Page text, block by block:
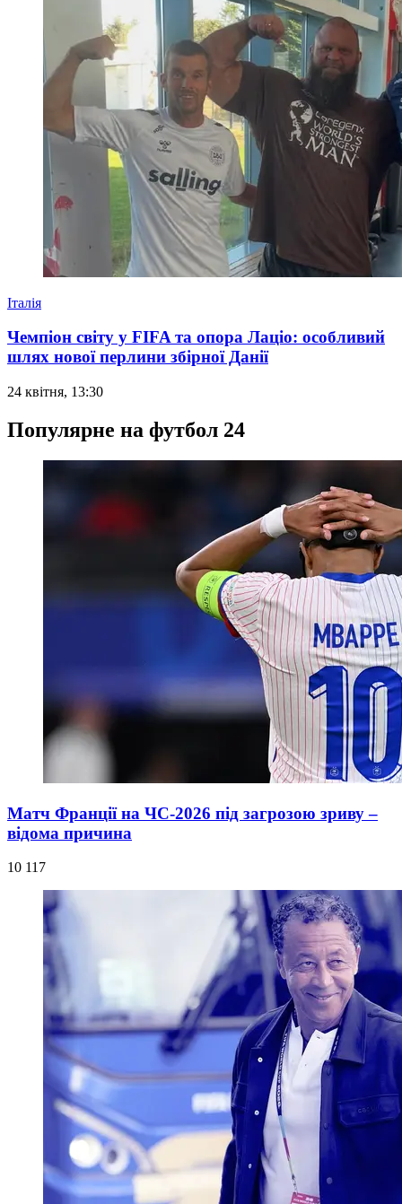
Італія
Чемпіон світу у FIFA та опора Лаціо: особливий
шлях нової перлини збірної Данії
24 квітня, 13:30
Популярне на футбол 24
Матч Франції на ЧС-2026 під загрозою зриву –
відома причина
10 117